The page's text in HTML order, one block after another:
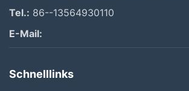
Tel.: 86--13564930110
E-Mail:
Schnelllinks